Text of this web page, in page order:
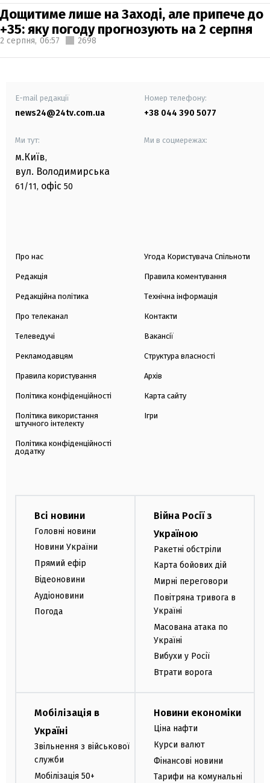
Дощитиме лише на Заході, але припече до
+35: яку погоду прогнозують на 2 серпня
2 серпня, 06:57 2698
E-mail редакції
news24@24tv.com.ua
Номер телефону:
+38 044 390 5077
Ми тут:
м.Київ,
вул. Володимирська
61/11, офіс 50
Ми в соцмережах:
Про нас
Редакція
Редакційна політика
Про телеканал
Телеведучі
Рекламодавцям
Правила користування
Політика конфіденційності
Політика використання
штучного інтелекту
Політика конфіденційності
додатку
Угода Користувача Спільноти
Правила коментування
Технічна інформація
Контакти
Вакансії
Структура власності
Архів
Карта сайту
Ігри
Всі новини
Головні новини
Новини України
Прямий ефір
Відеоновини
Аудіоновини
Погода
Війна Росії з
Україною
Ракетні обстріли
Карта бойових дій
Мирні переговори
Повітряна тривога в
Україні
Масована атака по
Україні
Вибухи у Росії
Втрати ворога
Мобілізація в
Україні
Звільнення з військової
служби
Мобілізація 50+
Новини економіки
Ціна нафти
Курси валют
Фінансові новини
Тарифи на комунальні